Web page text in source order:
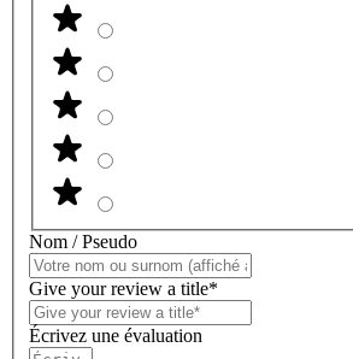
Nom / Pseudo
Give your review a title*
Écrivez une évaluation